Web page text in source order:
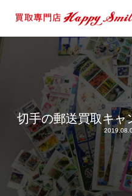
切手の郵送買取キ